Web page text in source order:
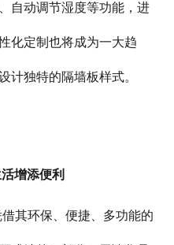
自动调节湿度等功能，进
化定制也将成为一大趋
计独特的隔墙板样式。
增添便利
其环保、便捷、多功能的